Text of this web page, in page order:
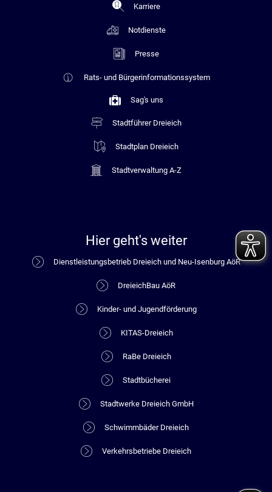
Karriere
Notdienste
Presse
Rats- und Bürgerinformationssystem
Sag's uns
Stadtführer Dreieich
Stadtplan Dreieich
Stadtverwaltung A-Z
Hier geht's weiter
Dienstleistungsbetrieb Dreieich und Neu-Isenburg AöR
DreieichBau AöR
Kinder- und Jugendförderung
KITAS-Dreieich
RaBe Dreieich
Stadtbücherei
Stadtwerke Dreieich GmbH
Schwimmbäder Dreieich
Verkehrsbetriebe Dreieich